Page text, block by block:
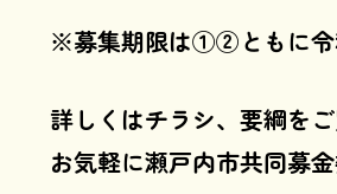
※募集期限は①②ともに令
詳しくはチラシ、要綱をご
お気軽に瀬戸内市共同募